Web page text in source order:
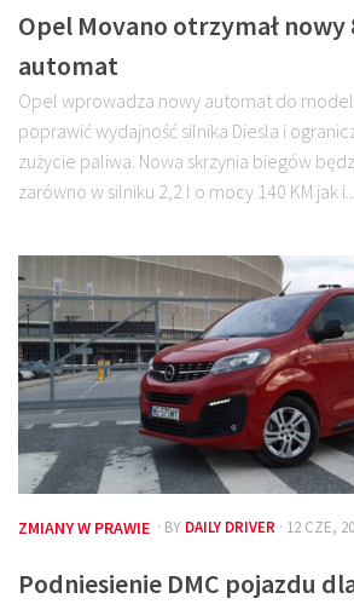
Opel Movano otrzymał
automat
Opel wprowadza nowy automat do
poprawić wydajność silnika Diesla i
zużycie paliwa. Nowa skrzynia biegów
zarówno w silniku 2,2 l o mocy 140 KM jak i...
ZMIANY W PRAWIE · BY DAILY DRIVER · 12 CZE,
Podniesienie DMC pojazdu